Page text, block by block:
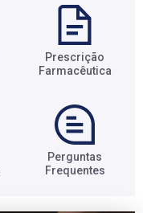
Prescrição
Farmacêutica​
Perguntas
Frequentes​